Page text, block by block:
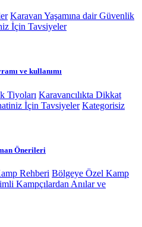
Karavan Yaşamına dair Güvenlik
İçin Tavsiyeler
ve kullanımı
Tiyoları Karavancılıkta Dikkat
İçin Tavsiyeler Kategorisiz
Önerileri
Rehberi Bölgeye Özel Kamp
Kampçılardan Anılar ve